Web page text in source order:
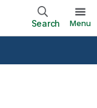
Search Menu